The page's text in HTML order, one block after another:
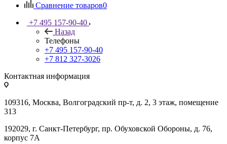
Сравнение товаров0
+7 495 157-90-40
Назад
Телефоны
+7 495 157-90-40
+7 812 327-3026
Контактная информация
109316, Москва, Волгоградский пр-т, д. 2, 3 этаж, помещение
313
192029, г. Санкт-Петербург, пр. Обуховской Обороны, д. 76,
корпус 7А